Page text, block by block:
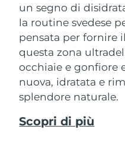
un segno di
la routine svedese
pensata per fornire
questa zona
occhiaie e gonfiore
nuova, idratata e
splendore naturale.
Scopri di più